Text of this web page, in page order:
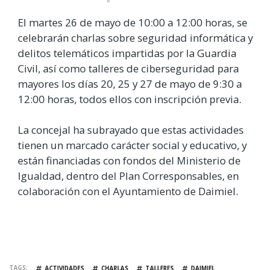
El martes 26 de mayo de 10:00 a 12:00 horas, se
celebrarán charlas sobre seguridad informática y
delitos telemáticos impartidas por la Guardia
Civil, así como talleres de ciberseguridad para
mayores los días 20, 25 y 27 de mayo de 9:30 a
12:00 horas, todos ellos con inscripción previa.
La concejal ha subrayado que estas actividades
tienen un marcado carácter social y educativo, y
están financiadas con fondos del Ministerio de
Igualdad, dentro del Plan Corresponsables, en
colaboración con el Ayuntamiento de Daimiel.
TAGS